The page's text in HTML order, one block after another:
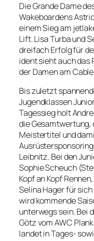
Die Grande Dame
Wakeboardens
einem Sieg am
Lift. Lisa Turba und
dreifach Erfolg für
ident sieht auch das
der Damen am
Bis zuletzt
Jugendklassen
Tagessieg holt
die
Meistertitel und
Leibnitz. Bei den
Sophie Scheuch
Kopf an Kopf
Selina Hager für
wird kommende
unterwegs sein. Bei
Götz vom AWC
landet in Tages-